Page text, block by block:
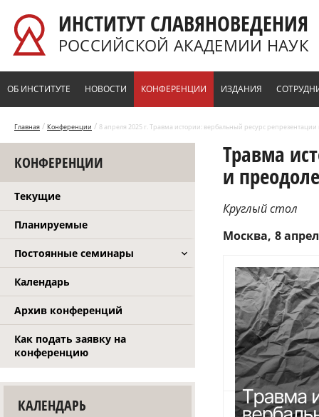
ИНСТИТУТ СЛАВЯНОВЕДЕНИЯ
РОССИЙСКОЙ АКАДЕМИИ НАУК
ОБ ИНСТИТУТЕ НОВОСТИ КОНФЕРЕНЦИИ ИЗДАНИЯ
Главная / Конференции / 8 апреля 2025 г. Травма истории: вербальный ресурс
КОНФЕРЕНЦИИ
Текущие
Планируемые
Постоянные семинары
Календарь
Архив конференций
Как подать заявку на
конференцию
КАЛЕНДАРЬ
Травма
и
Круглый стол
Москва 8